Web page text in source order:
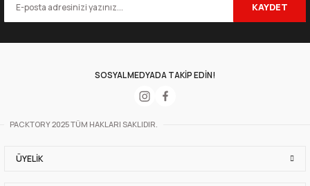
KAYDET
SOSYAL MEDYADA TAKİP EDİN!
PACKTORY 2025 TÜM HAKLARI SAKLIDIR.
ÜYELIK